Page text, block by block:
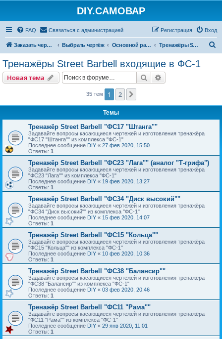
DIY.САМОВАР
FAQ Связаться с администрацией Вход
Регистрация
Заказать чертеж Выбрать чертёж Основной раздел Тренажёры Street Barbell входящие в ФС-1
Тренажёры Street Barbell входящие в ФС-1
Новая тема Поиск
35 тем 1 2
Темы
Тренажёр Street Barbell "ФС17 "Штанга""
Задавайте вопросы касающиеся чертежей и изготовления тренажёра
"ФС17 "Штанга"" из комплекса "ФС-1"
Последнее сообщение DIY « 27 фев 2020, 15:50
Ответы: 1
Тренажёр Street Barbell "ФС23 "Лага"" (аналог "Т-грифа")
Задавайте вопросы касающиеся чертежей и изготовления тренажёра
"ФС23 "Лага"" из комплекса "ФС-1"
Последнее сообщение DIY « 19 фев 2020, 13:27
Ответы: 1
Тренажёр Street Barbell "ФС34 "Диск высокий""
Задавайте вопросы касающиеся чертежей и изготовления тренажёра
"ФС34 "Диск высокий"" из комплекса "ФС-1"
Последнее сообщение DIY « 15 фев 2020, 14:07
Ответы: 1
Тренажёр Street Barbell "ФС15 "Кольца""
Задавайте вопросы касающиеся чертежей и изготовления тренажёра
"ФС15 "Кольца"" из комплекса "ФС-1"
Последнее сообщение DIY « 10 фев 2020, 10:36
Ответы: 1
Тренажёр Street Barbell "ФС38 "Балансир""
Задавайте вопросы касающиеся чертежей и изготовления тренажёра
"ФС38 "Балансир"" из комплекса "ФС-1"
Последнее сообщение DIY « 03 фев 2020, 20:46
Ответы: 1
Тренажёр Street Barbell "ФС11 "Рама""
Задавайте вопросы касающиеся чертежей и изготовления тренажёра
"ФС11 "Рама"" из комплекса "ФС-1"
Последнее сообщение DIY « 29 янв 2020, 11:01
Ответы: 1